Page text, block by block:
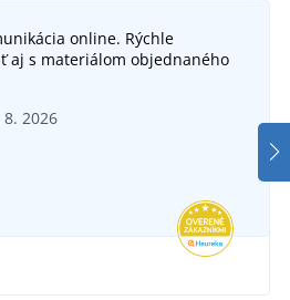
+12
tričko Fantasy
SKLADOM
tričko Destiny
online. Rýchle
aj s materiálom objednaného
2026